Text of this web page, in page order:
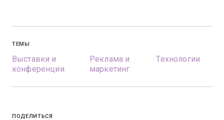
ТЕМЫ
Выставки и
конференции
Реклама и
маркетинг
Технологии
ПОДЕЛИТЬСЯ